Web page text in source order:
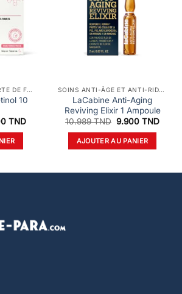
RIDES MARQUÉES, PERTE DE FERMETÉ
10
TND.
TNDLe
9.900 TND.
SOINS ANTI-ÂGE ET ANTI-RIDES
LaCabine Anti-Aging
Reviving Elixir 1 Ampoule
10.989TND Le
initial
était :
10.989 TND.
9.900TNDLe
AJOUTER AU PANIER